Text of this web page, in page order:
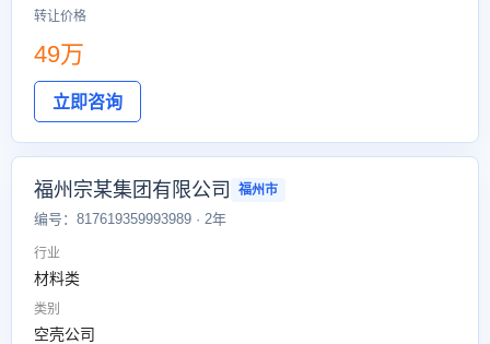
转让价格
49万
立即咨询
福州宗某集团有限公司 福州市
编号：817619359993989 · 2年
行业
材料类
类别
空壳公司